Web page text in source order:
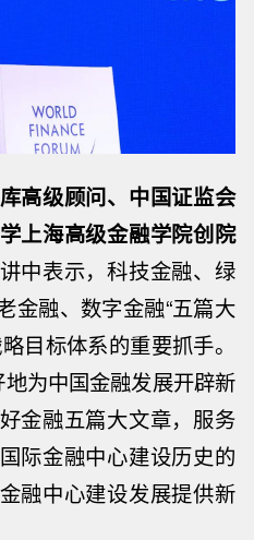
高级顾问、中国证监会
上海高级金融学院创院
中表示，科技金融、绿
金融、数字金融“五篇大
目标体系的重要抓手。
地为中国金融发展开辟新
金融五篇大文章，服务
际金融中心建设历史的
融中心建设发展提供新